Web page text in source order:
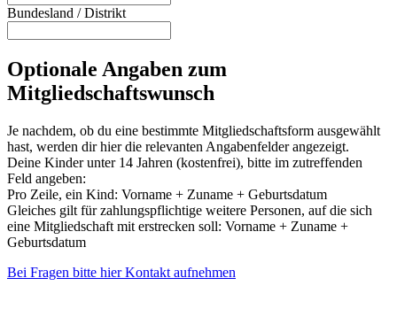
Bundesland / Distrikt
Optionale Angaben zum
Mitgliedschaftswunsch
Je nachdem, ob du eine bestimmte Mitgliedschaftsform ausgewählt
hast, werden dir hier die relevanten Angabenfelder angezeigt.
Deine Kinder unter 14 Jahren (kostenfrei), bitte im zutreffenden
Feld angeben:
Pro Zeile, ein Kind: Vorname + Zuname + Geburtsdatum
Gleiches gilt für zahlungspflichtige weitere Personen, auf die sich
eine Mitgliedschaft mit erstrecken soll: Vorname + Zuname +
Geburtsdatum
Bei Fragen bitte hier Kontakt aufnehmen